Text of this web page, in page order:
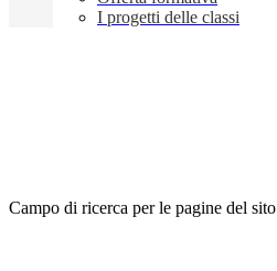
I progetti delle classi
Campo di ricerca per le pagine del sito